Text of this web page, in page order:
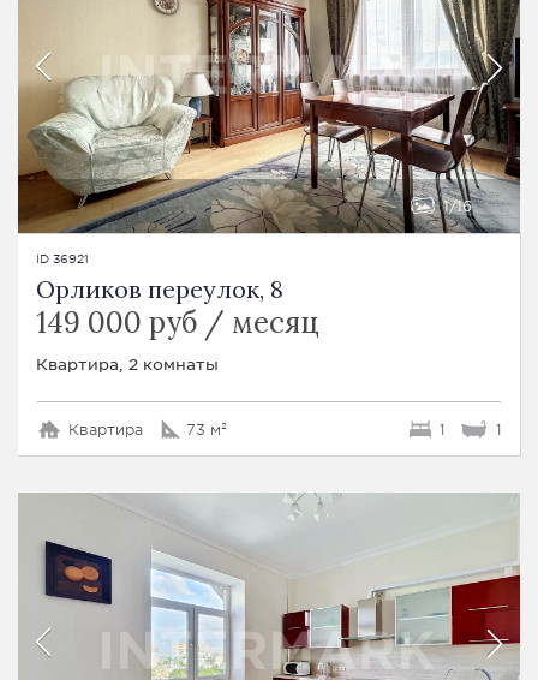
1 16
ID 36921
Орликов переулок, 8
149 000 руб / месяц
Квартира, 2 комнаты
Квартира 73 м² 1 1